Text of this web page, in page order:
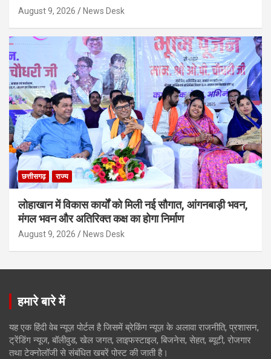
August 9, 2026 News Desk
छत्तीसगढ़ राज्य
लोहाखान में विकास कार्यों को मिली नई सौगात, आंगनबाड़ी भवन,
मंगल भवन और अतिरिक्त कक्ष का होगा निर्माण
August 9, 2026 News Desk
हमारे बारे में
यह एक हिंदी वेब न्यूज़ पोर्टल है जिसमें ब्रेकिंग न्यूज़ के अलावा राजनीति, प्रशासन,
ट्रेंडिंग न्यूज, बॉलीवुड, खेल जगत, लाइफस्टाइल, बिजनेस, सेहत, ब्यूटी, रोजगार
तथा टेक्नोलॉजी से संबंधित खबरें पोस्ट की जाती है।